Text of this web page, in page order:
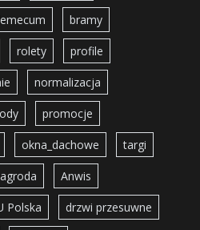
bramy
rolety profile
normalizacja
promocje
okna_dachowe targi
Anwis
Polska drzwi przesuwne